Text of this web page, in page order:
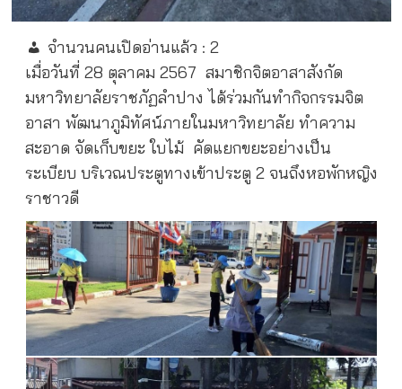
จำนวนคนเปิดอ่านแล้ว : 2
เมื่อวันที่ 28 ตุลาคม 2567 สมาชิกจิตอาสาสังกัด
มหาวิทยาลัยราชภัฏลำปาง ได้ร่วมกันทำกิจกรรมจิต
อาสา พัฒนาภูมิทัศน์ภายในมหาวิทยาลัย ทำความ
สะอาด จัดเก็บขยะ ใบไม้ คัดแยกขยะอย่างเป็น
ระเบียบ บริเวณประตูทางเข้าประตู 2 จนถึงหอพักหญิง
ราชาวดี